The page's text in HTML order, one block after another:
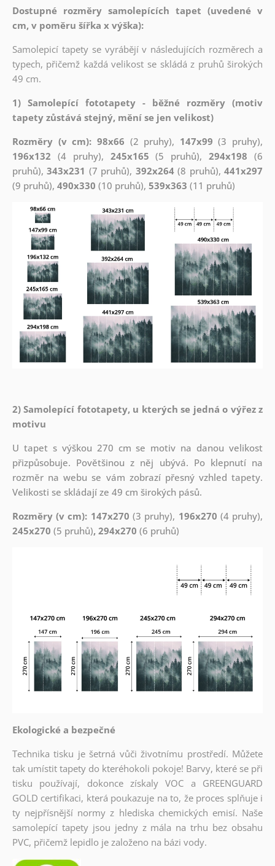
Dostupné rozměry samolepících tapet (uvedené v
cm, v poměru šířka x výška):
Samolepicí tapety se vyrábějí v následujících rozměrech a
typech, přičemž každá velikost se skládá z pruhů širokých
49 cm.
1) Samolepící fototapety - běžné rozměry (motiv
tapety zůstává stejný, mění se jen velikost)
Rozměry (v cm): 98x66 (2 pruhy), 147x99 (3 pruhy),
196x132 (4 pruhy), 245x165 (5 pruhů),294x198 (6
pruhů),343x231 (7 pruhů), 392x264(8 pruhů),441x297
(9 pruhů), 490x330 (10 pruhů), 539x363 (11 pruhů)
2) Samolepící fototapety, u kterých se jedná o výřez z
motivu
U tapet s výškou 270 cm se motiv na danou velikost
přizpůsobuje. Povětšinou z něj ubývá. Po klepnutí na
rozměr na webu se vám zobrazí přesný vzhled tapety.
Velikosti se skládají ze 49 cm širokých pásů.
Rozměry (v cm): 147x270 (3 pruhy), 196x270 (4 pruhy),
245x270 (5 pruhů), 294x270 (6 pruhů)
Ekologické a bezpečné
Technika tisku je šetrná vůči životnímu prostředí. Můžete
tak umístit tapety do kteréhokoli pokoje! Barvy, které se při
tisku používají, dokonce získaly VOC a GREENGUARD
GOLD certifikaci, která poukazuje na to, že proces splňuje i
ty nejpřísnější normy z hlediska chemických emisí. Naše
samolepící tapety jsou jedny z mála na trhu bez obsahu
PVC, přičemž lepidlo je založeno na bázi vody.